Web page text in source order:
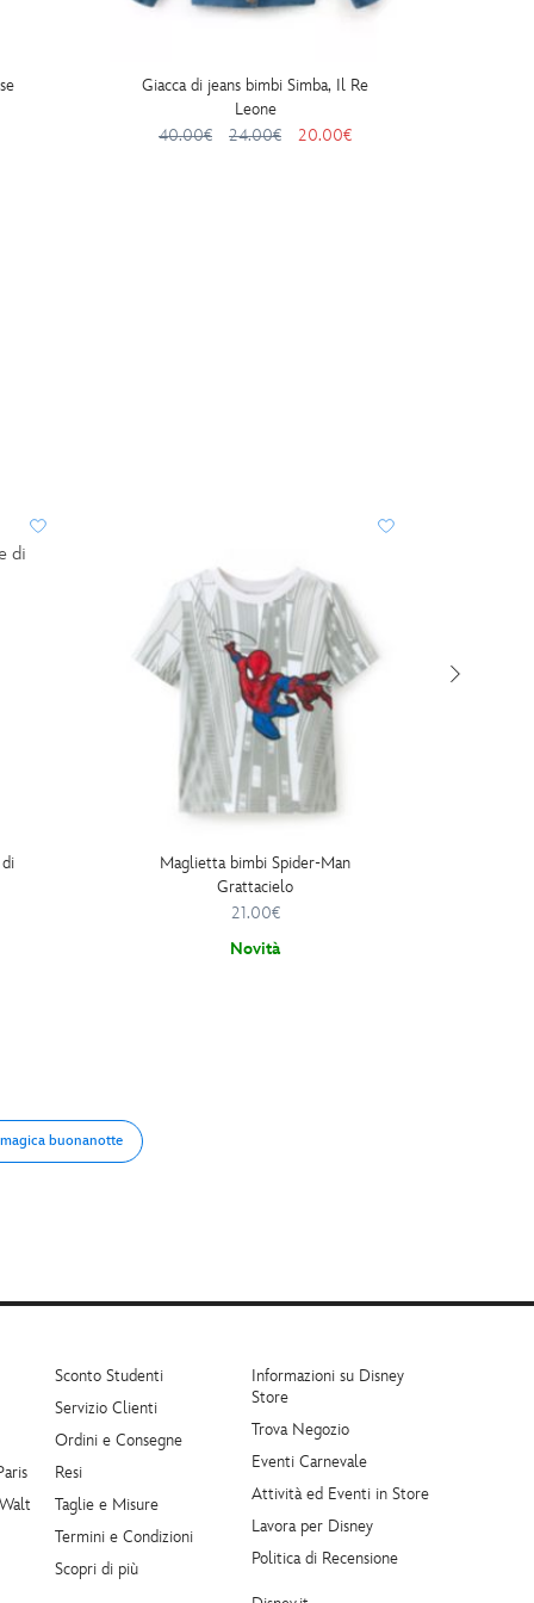
Giacca di jeans bimbi Simba, Il Re
Leone
40.00€
24.00€ 20.00€
Maglietta bimbi Spider-Man
Grattacielo
21.00€
Novità
buonanotte
Sconto Studenti
Servizio Clienti
Ordini e Consegne
Resi
Taglie e Misure
Termini e Condizioni
Scopri di più
Informazioni su Disney
Store
Trova Negozio
Eventi Carnevale
Attività ed Eventi in Store
Lavora per Disney
Politica di Recensione